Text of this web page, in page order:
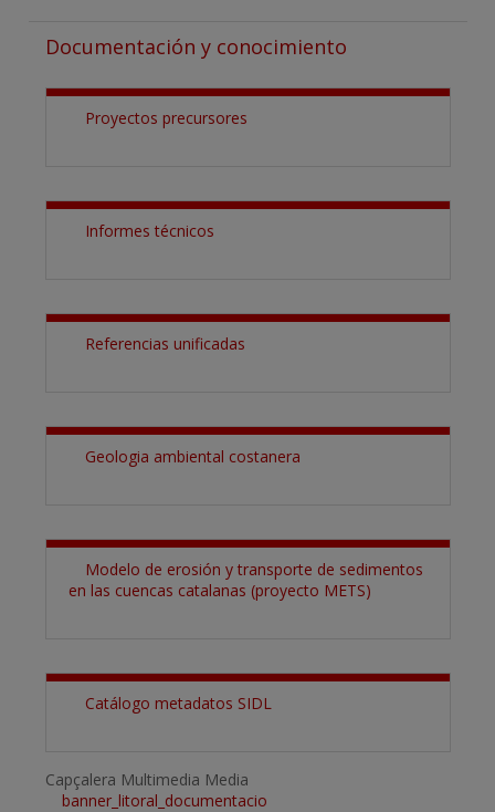
Documentación y conocimiento
Proyectos precursores
Informes técnicos
Referencias unificadas
Geologia ambiental costanera
Modelo de erosión y transporte de sedimentos
en las cuencas catalanas (proyecto METS)
Catálogo metadatos SIDL
Capçalera Multimedia Media
banner_litoral_documentacio